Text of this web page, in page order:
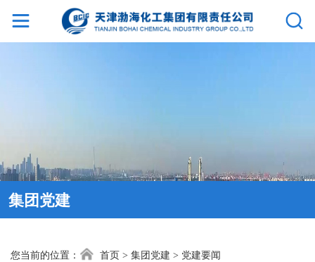
页
集
介
集团党建
您当前的位置： 首页 > 集团党建 > 党建要闻